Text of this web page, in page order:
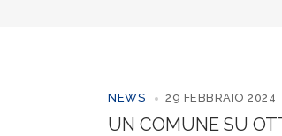
NEWS 29 FEBBRAIO 2024
UN COMUNE SU